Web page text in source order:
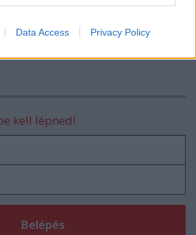
Data Access Privacy Policy
kell lépned!